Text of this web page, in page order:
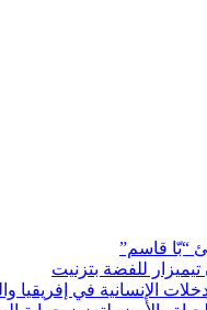
“بّا قاسم”
للفضة بتزنيت